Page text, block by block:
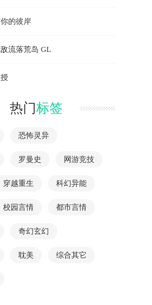
的彼岸
流落荒岛 GL
热门标签
恐怖灵异
罗曼史 网游竞技
穿越重生 科幻异能
校园言情 都市言情
奇幻玄幻
耽美 综合其它